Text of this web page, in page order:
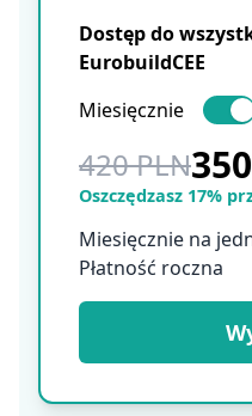
Dostęp do
EurobuildCEE
Miesięcznie
420 PLN
Oszczędzasz 17%
Miesięcznie na
Płatność roczna